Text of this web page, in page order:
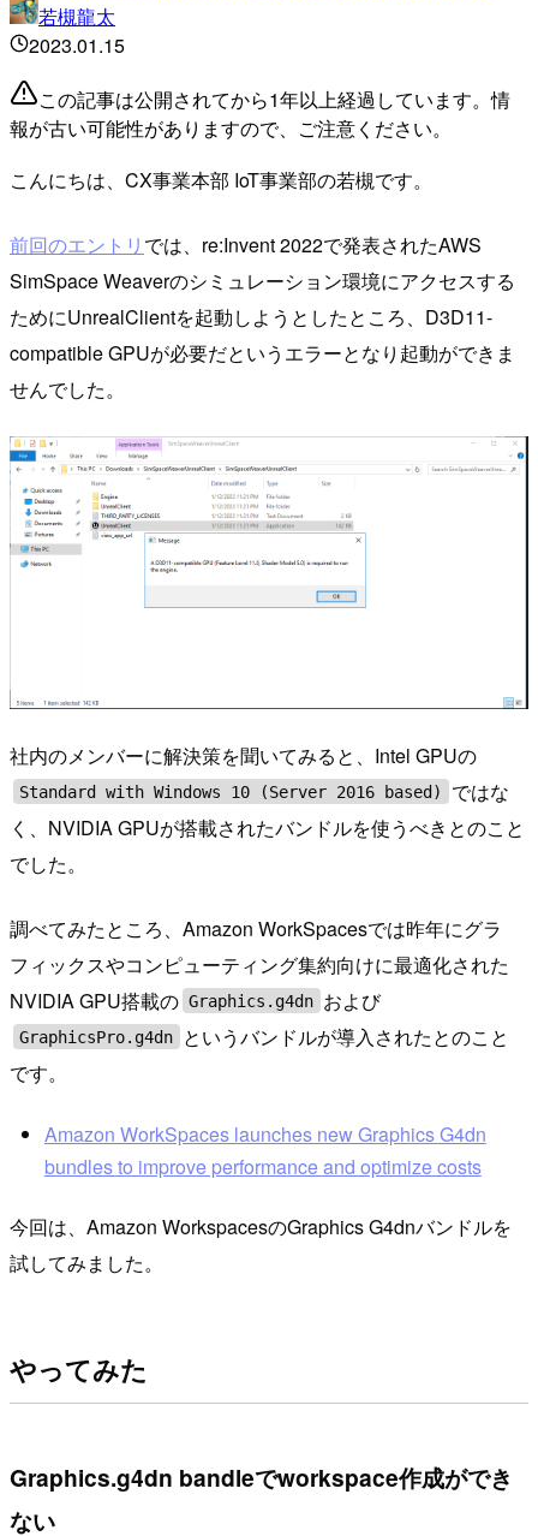
若槻龍太
2023.01.15
この記事は公開されてから1年以上経過しています。情
報が古い可能性がありますので、ご注意ください。
こんにちは、CX事業本部 IoT事業部の若槻です。
前回のエントリ では、re:Invent 2022で発表されたAWS
SimSpace Weaverのシミュレーション環境にアクセスする
ためにUnrealClientを起動しようとしたところ、D3D11-
compatible GPUが必要だというエラーとなり起動ができま
せんでした。
社内のメンバーに解決策を聞いてみると、Intel GPUの
Standard with Windows 10 (Server 2016 based)
ではな
く、NVIDIA GPUが搭載されたバンドルを使うべきとのこと
でした。
調べてみたところ、Amazon WorkSpacesでは昨年にグラ
フィックスやコンピューティング集約向けに最適化された
NVIDIA GPU搭載の Graphics.g4dn および
GraphicsPro.g4dn
というバンドルが導入されたとのこと
です。
Amazon WorkSpaces launches new Graphics G4dn
bundles to improve performance and optimize costs
今回は、Amazon WorkspacesのGraphics G4dnバンドルを
試してみました。
やってみた
Graphics.g4dn bandleでworkspace作成ができ
ない